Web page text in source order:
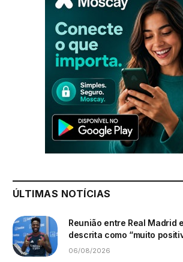
ÚLTIMAS NOTÍCIAS
Reunião entre Real Madrid
descrita como “muito
06/08/2026